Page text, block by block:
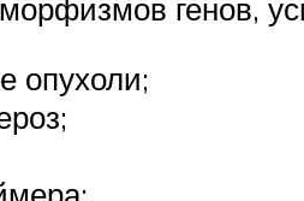
генов,
опухоли;